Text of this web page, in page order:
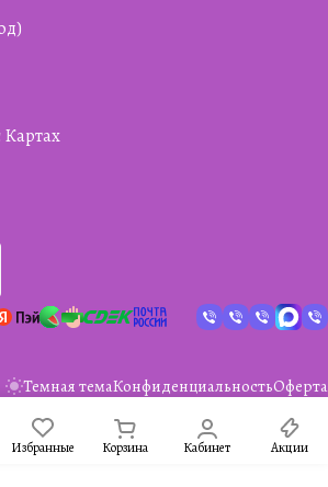
Темная темаКонфиденциальностьОферта
Избранные Корзина Кабинет Акции